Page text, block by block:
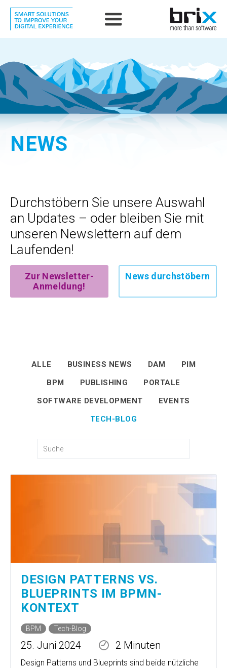
NEWS
Durchstöbern Sie unsere Auswahl
an Updates – oder bleiben Sie mit
unseren Newslettern auf dem
Laufenden!
Zur Newsletter-
Anmeldung!
News durchstöbern
ALLE BUSINESS NEWS DAM
PIM
BPM
PUBLISHING
PORTALE
SOFTWARE DEVELOPMENT
EVENTS
TECH-BLOG
DESIGN PATTERNS VS.
BLUEPRINTS IM BPMN-
KONTEXT
BPM Tech-Blog
25. Juni 2024 2 Minuten
Design Patterns und Blueprints sind beide nützliche